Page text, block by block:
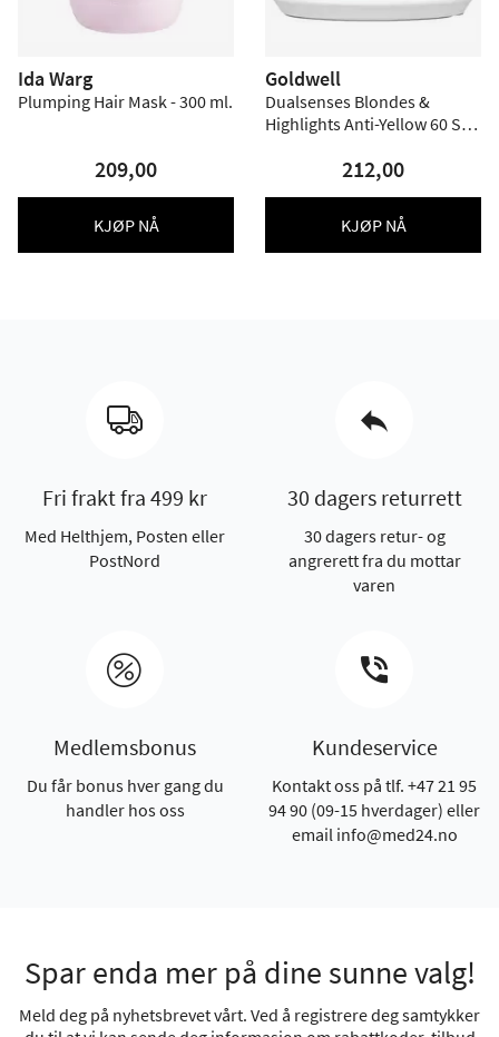
Ida Warg
Plumping Hair Mask - 300 ml.
209,00
KJØP NÅ
Goldwell
Dualsenses Blondes &
Highlights Anti-Yellow 60 Sec
212,00
KJØP NÅ
Fri frakt fra 499 kr
Med Helthjem, Posten eller
PostNord
30 dagers returrett
30 dagers retur- og
angrerett fra du mottar
varen
Medlemsbonus
Du får bonus hver gang du
handler hos oss
Kundeservice
Kontakt oss på tlf. +47 21 95
94 90 (09-15 hverdager) eller
email info@med24.no
Spar enda mer på dine sunne valg!
Meld deg på nyhetsbrevet vårt. Ved å registrere deg samtykker